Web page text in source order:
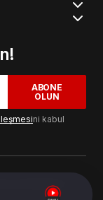
ABONE
OLUN
ni kabul
& Geliştirme :